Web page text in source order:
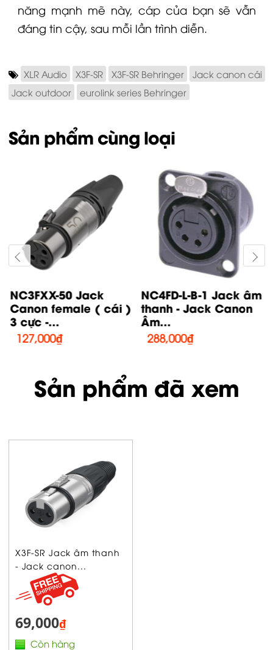
năng mạnh mẽ này, cáp của bạn sẽ vẫn
đáng tin cậy, sau mỗi lần trình diễn.
XLR Audio X3F-SR X3F-SR Behringer
Jack canon cái
Jack outdoor
eurolink series Behringer
Sản phẩm cùng loại
NC3FXX-50 Jack
Canon female ( cái )
3 cực -...
127,000₫
NC4FD-L-B-1 Jack âm
thanh - Jack Canon
Âm...
288,000₫
Sản phẩm đã xem
X3F-SR Jack âm thanh
- Jack canon...
69,000₫
Còn hàng